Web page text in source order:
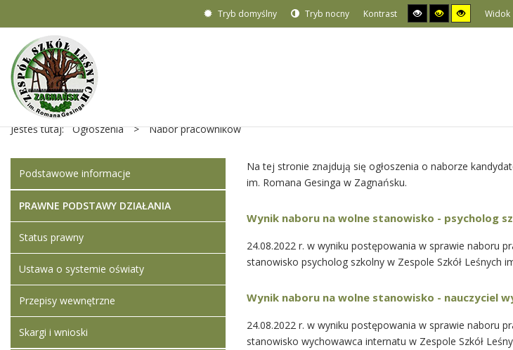
Tryb domyślny Tryb nocny Kontrast Widok
Jesteś tutaj: Ogłoszenia > Nabór pracowników
Na tej stronie znajdują się ogłoszenia o naborze
im. Romana Gesinga w Zagnańsku.
Wynik naboru na wolne stanowisko - psycholog
24.08.2022 r. w wyniku postępowania w sprawie naboru
stanowisko psycholog szkolny w Zespole Szkół Leśnych
Wynik naboru na wolne stanowisko - nauczyciel
24.08.2022 r. w wyniku postępowania w sprawie naboru
stanowisko wychowawca internatu w Zespole Szkół
Podstawowe informacje
PRAWNE PODSTAWY DZIAŁANIA
Status prawny
Ustawa o systemie oświaty
Przepisy wewnętrzne
Skargi i wnioski